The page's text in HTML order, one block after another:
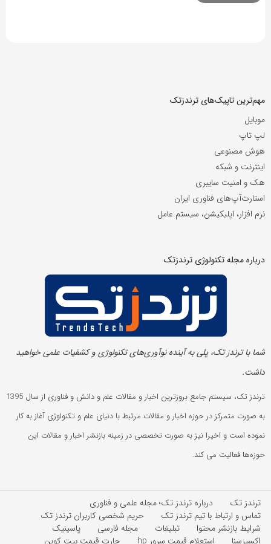
مهم‌ترین تاپیک‌های ترندزتک
موبایل
لپ تاپ
هوش مصنوعی
اینترنت و شبکه
هک و امنیت سایبری
استارت‌آپ‌های فناوری ایران
نرم افزار، اپلیکیشن، سیستم عامل
درباره مجله تکنولوژی ترندزتک
شما با ترندز تک، پلی به آینده‌ نوآوری‌های تکنولوژی و کشفیات علمی خواهید
داشت.
ترندز تک، سیستم جامع بروزترین اخبار و مقالات علم و دانش و فناوری از سال 1395
به صورت متمرکز در حوزه اخبار و مقالات مرتبط با دنیای علم و تکنولوژی آغاز به کار
نموده است و اخیرا نیز به صورت تخصصی در زمینه بازنشر اخبار و مقالات این
حوزه‌ها فعالیت می کند.
ترندز تک
درباره ترندز تک؛ مجله علمی و فناوری
تماس و ارتباط با تیم ترندز تک
حریم شخصی کاربران ترندز تک
شرایط بازنشر محتوا
تبلیغات مجله فارسی
پاسینیک
اکسپرسنا
استعلام قیمت سرور hp چارت قیمت بیت کوین